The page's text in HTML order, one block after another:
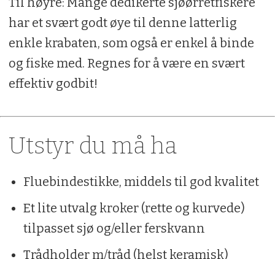
har et svært godt øye til denne latterlig
enkle krabaten, som også er enkel å binde
og fiske med. Regnes for å være en svært
effektiv godbit!
Utstyr du må ha
Fluebindestikke, middels til god kvalitet
Et lite utvalg kroker (rette og kurvede)
tilpasset sjø og/eller ferskvann
Trådholder m/tråd (helst keramisk)